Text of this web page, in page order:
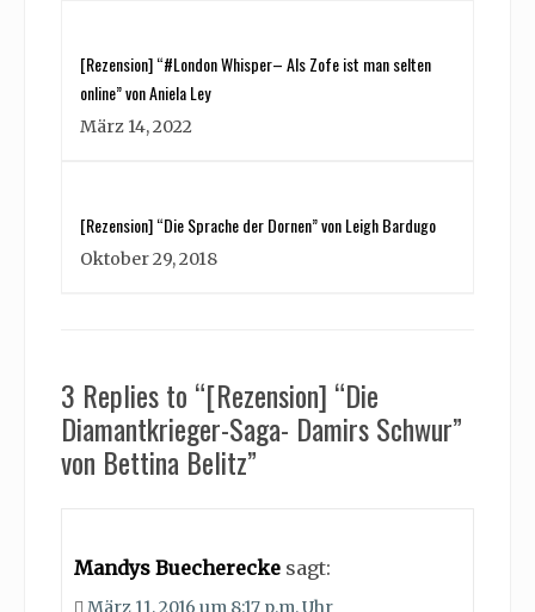
[Rezension] “#London Whisper– Als Zofe ist man selten
online” von Aniela Ley
März 14, 2022
[Rezension] “Die Sprache der Dornen” von Leigh Bardugo
Oktober 29, 2018
3 Replies to “[Rezension] “Die
Diamantkrieger-Saga- Damirs Schwur”
von Bettina Belitz”
Mandys Buecherecke sagt:
März 11, 2016 um 8:17 p.m. Uhr